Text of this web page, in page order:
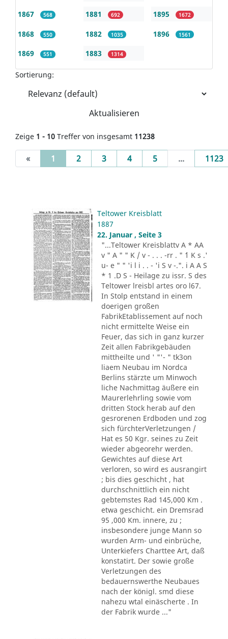
1867 568
1868 550
1869 551
1881 692
1882 1035
1883 1314
1895 1672
1896 1561
Sortierung:
Aktualisieren
Zeige 1 - 10 Treffer von insgesamt 11238
« 1 (current)
2 3 4 5 ... 1123
Teltower Kreisblatt
1887
22. Januar , Seite 3
"...Teltower Kreisblattv A * AA
v " A " " K / v - . . . -rr . " ´1 K s .'
u- e " " 'i l i . . - 'i S v -.". i A A S
* 1 .D S - Heilage zu issr. S des
Teltower lreisbl artes oro l67.
In Stolp entstand in einem
doerigen großen
FabrikEtablissement auf noch
nicht ermittelte Weise ein
Feuer, das sich in ganz kurzer
Zeit allen Fabrikgebäuden
mittheilte und ' "'- " tk3on
liaem Neubau im Nordca
Berlins stärzte um Minwoch
liche Nachmittag äußere ein
Maurerlehrling sowie vom
dritten Stock herab auf den
gesrorenen Erdboden und zog
sich fürchterVerletzungen /
Hat es 50 Kgr. seines zu Zeit
wieder abgeorehr werden.
Gewichtes auf diese Art
verloren, so wird es ausrangirt
; bis dies geschicht , hat
durchschnittlich ein nicht
gebtemstes Rad 145,000 Km .
etwa geschicht. ein Dremsrad
95 ,000 Km. innere, zu ;
insbesondere junge Mann so
wurden Arm- und einbrüche,
Unterkiefers Charttee Art, daß
konstatirt. Der sowie große
Verletzungen des
bedauernswerthe Neubaues
nach der königl. smd diese
nahezu wtal einäscherte . In
der Fabrik wurde ..."